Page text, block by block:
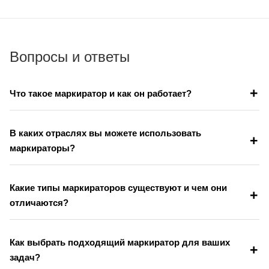
Вопросы и ответы
Что такое маркиратор и как он работает? +
(текста, штрихкодов, логотипов) на поверхности, такие как
металл, пластик или бумага. В зависимости от типа,
лазерные маркираторы выжигают или изменяют цвет
создают маркировку механическим воздействием.
В каких отраслях вы можете использовать
маркираторы?
+
отрасли, электронике, фармацевтике, пищевой
промышленности и логистике для нанесения серийных
номеров, дат производства, обеспечивая контроль
Какие типы маркираторов существуют и чем они
отличаются?
+
Лазерные:
Как выбрать подходящий маркиратор для ваших
задач?
+